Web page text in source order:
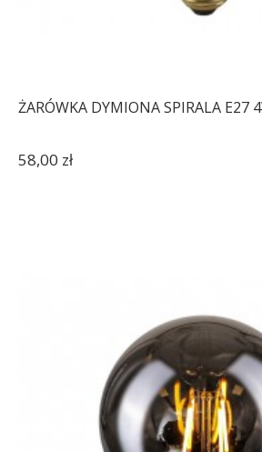
ŻARÓWKA DYMIONA SPIRALA E27
58,00 zł